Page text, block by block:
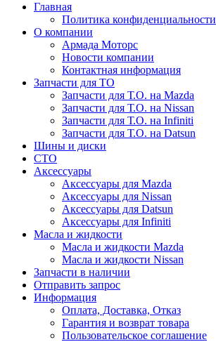
Главная
Политика конфиденциальности
О компании
Армада Моторс
Новости компании
Контактная информация
Запчасти для ТО
Запчасти для Т.О. на Mazda
Запчасти для Т.О. на Nissan
Запчасти для Т.О. на Infiniti
Запчасти для Т.О. на Datsun
Шины и диски
СТО
Аксессуары
Аксессуары для Mazda
Аксессуары для Nissan
Аксессуары для Datsun
Аксессуары для Infiniti
Масла и жидкости
Масла и жидкости Mazda
Масла и жидкости Nissan
Запчасти в наличии
Отправить запрос
Информация
Оплата, Доставка, Отказ
Гарантия и возврат товара
Пользовательское соглашение